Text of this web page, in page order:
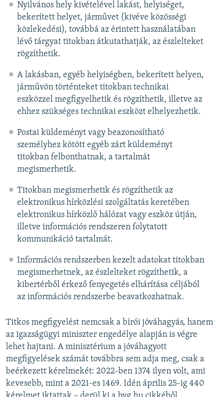
Nyilvános hely kivételével lakást, helyiséget,
bekerített helyet, járművet (kivéve közösségi
közlekedési), továbbá az érintett használatában
lévő tárgyat titokban átkutathatják, az észlelteket
rögzíthetik.
A lakásban, egyéb helyiségben, bekerített helyen,
járművön történteket titokban technikai
eszközzel megfigyelhetik és rögzíthetik, illetve az
ehhez szükséges technikai eszközt elhelyezhetik.
Postai küldeményt vagy beazonosítható
személyhez kötött egyéb zárt küldeményt
titokban felbonthatnak, a tartalmát
megismerhetik.
Titokban megismerhetik és rögzíthetik az
elektronikus hírközlési szolgáltatás keretében
elektronikus hírközlő hálózat vagy eszköz útján,
illetve információs rendszeren folytatott
kommunikáció tartalmát.
Információs rendszerben kezelt adatokat titokban
megismerhetnek, az észlelteket rögzíthetik, a
kibertérből érkező fenyegetés elhárítása céljából
az információs rendszerbe beavatkozhatnak.
Titkos megfigyelést nemcsak a bírói jóváhagyás, hanem
az igazságügyi miniszter engedélye alapján is végre
lehet hajtani. A minisztérium a jóváhagyott
megfigyelések számát továbbra sem adja meg, csak a
beérkezett kérelmekét: 2022-ben 1374 ilyen volt, ami
kevesebb, mint a 2021-es 1469. Idén április 25-ig 440